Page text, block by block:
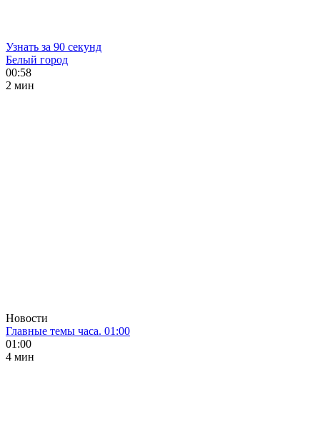
Узнать за 90 секунд
Белый город
00:58
2 мин
Новости
Главные темы часа. 01:00
01:00
4 мин